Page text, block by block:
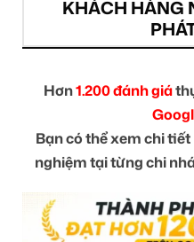
KHÁCH HÀNG
Hơn1.200 đánh giá
Bạn có thể xem chi
nghiệm tại từng chi